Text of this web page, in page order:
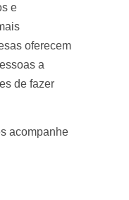
e
oferecem
a
de fazer
acompanhe